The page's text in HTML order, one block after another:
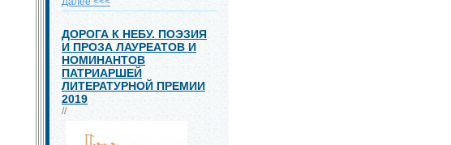
ДОРОГА К НЕБУ. ПОЭЗИЯ
И ПРОЗА ЛАУРЕАТОВ И
НОМИНАНТОВ
ПАТРИАРШЕЙ
ЛИТЕРАТУРНОЙ ПРЕМИИ
2019
//